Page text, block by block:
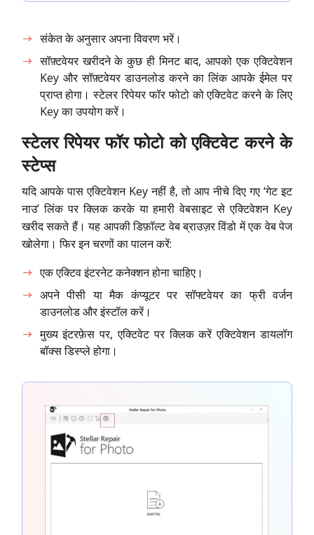
संकेत के अनुसार अपना विवरण भरें।
सॉफ़्टवेयर खरीदने के कुछ ही मिनट बाद, आपको एक एक्टिवेशन
Key और सॉफ़्टवेयर डाउनलोड करने का लिंक आपके ईमेल पर
प्राप्त होगा। स्टेलर रिपेयर फॉर फोटो को एक्टिवेट करने के लिए
Key का उपयोग करें।
स्टेलर रिपेयर फॉर फोटो को एक्टिवेट करने के
स्टेप्स
यदि आपके पास एक्टिवेशन Key नहीं है, तो आप नीचे दिए गए ‘गेट इट
नाउ’ लिंक पर क्लिक करके या हमारी वेबसाइट से एक्टिवेशन Key
खरीद सकते हैं। यह आपकी डिफ़ॉल्ट वेब ब्राउज़र विंडो में एक वेब पेज
खोलेगा। फिर इन चरणों का पालन करें:
एक एक्टिव इंटरनेट कनेक्शन होना चाहिए।
अपने पीसी या मैक कंप्यूटर पर सॉफ्टवेयर का फ्री वर्जन
डाउनलोड और इंस्टॉल करें।
मुख्य इंटरफ़ेस पर, एक्टिवेट पर क्लिक करें एक्टिवेशन डायलॉग
बॉक्स डिस्प्ले होगा।